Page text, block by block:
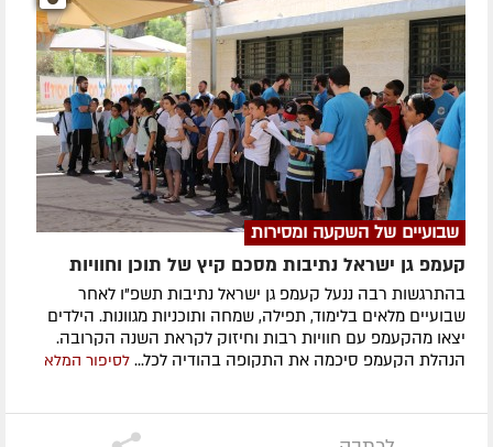
שבועיים של השקעה ומסירות
קעמפ גן ישראל נתיבות מסכם קיץ של תוכן וחוויות
בהתרגשות רבה ננעל קעמפ גן ישראל נתיבות תשפ"ו לאחר
שבועיים מלאים בלימוד, תפילה, שמחה ותוכניות מגוונות. הילדים
יצאו מהקעמפ עם חוויות רבות וחיזוק לקראת השנה הקרובה.
הנהלת הקעמפ סיכמה את התקופה בהודיה לכל... לסיפור המלא